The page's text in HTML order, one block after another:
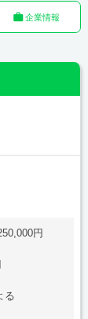
企業情報
円
る